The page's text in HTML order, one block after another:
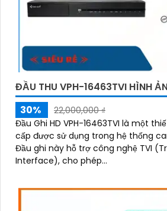
ĐẦU THU VPH-16463TVI HÌNH
30%
22,000,000 ₫
Đầu Ghi HD VPH-16463TVI là một
cấp được sử dụng trong hệ thống
Đầu ghi này hỗ trợ công nghệ TVI
Interface), cho phép...